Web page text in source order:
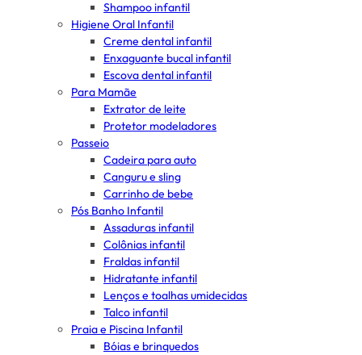
Shampoo infantil
Higiene Oral Infantil
Creme dental infantil
Enxaguante bucal infantil
Escova dental infantil
Para Mamãe
Extrator de leite
Protetor modeladores
Passeio
Cadeira para auto
Canguru e sling
Carrinho de bebe
Pós Banho Infantil
Assaduras infantil
Colônias infantil
Fraldas infantil
Hidratante infantil
Lenços e toalhas umidecidas
Talco infantil
Praia e Piscina Infantil
Bóias e brinquedos